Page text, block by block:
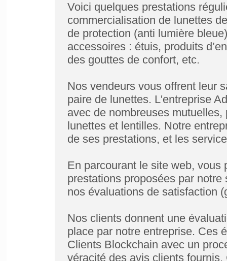
Voici quelques prestations
commercialisation de lunettes
de protection (anti lumière
accessoires : étuis, produits
des gouttes de confort, etc.
Nos vendeurs vous offrent leur
paire de lunettes. L'entreprise
avec de nombreuses
lunettes et lentilles. Notre
de ses prestations, et les
En parcourant le site web, vous
prestations proposées par
nos évaluations de satisfaction
Nos clients donnent une
place par notre entreprise. Ces
Clients Blockchain avec un
véracité des avis clients